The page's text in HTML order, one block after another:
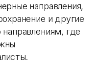
направления,
и другие
где